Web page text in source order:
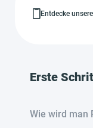
Entdecke
Erste
Wie wird man